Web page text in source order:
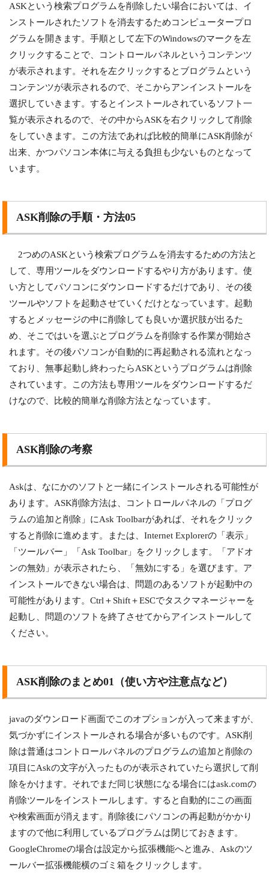
ASKという検索プログラムを削除したい場合においては、イ
ンストールされたソフトを消去するためコンピュータープロ
グラムを開きます。手順として左下のWindowsのマークを左
クリックすることで、コントロールパネルというコンテンツ
が表示されます。それを左クリックするとブログラムという
コンテンツが表示されるので、そこからアンインストールを
選択していきます。するとインストールされているソフト一
覧が表示されるので、その中からASKを右クリックして削除
をしていきます。この方法であれば比較的簡単にASK削除が
出来、かつパソコン本体に与える負担も少ないものとなって
います。
ASK削除の手順・方法05
2つめのASKという検索プログラムを消去するための方法と
して、専用ツールをダウンロードするやり方があります。使
い方としてパソコンにダウンロードするだけであり、その後
ツールやソフトを起動させていくだけとなっています。起動
するとメッセージの中に削除しても良いか選択肢が出るた
め、そこではいを選ぶとプログラムを削除する作業が開始さ
れます。その後パソコンが自動的に再起動される流れとなっ
ており、無事起動し終わったらASKというプログラムは削除
されています。この方法も専用ツールをダウンロードするだ
けなので、比較的簡単な削除方法となっています。
ASK削除の考察
Askは、なにかのソフトと一緒にインストールされる可能性が
あります。ASK削除方法は、コントロールパネルの「プログ
ラムの追加と削除」にAsk Toolbarがあれば、それをクリック
すると削除に進めます。または、Internet Explorerの「表示」
「ツールバー」「Ask Toolbar」をクリックします。「アドオ
ンの無効」が表示されたら、「無効にする」を選びます。ア
インストールできない場合は、問題のあるソフトが起動中の
可能性があります。Ctrl＋Shift＋ESCでタスクマネージャーを
起動し、問題のソフトを終了させてからアインストールして
ください。
ASK削除のまとめ01（使い方や注意点など）
javaのダウンロード画面でこのオプションが入って来ますが、
気づかずにインストールされる場合が多いものです。ASK削
除は普通はコントロールパネルのプログラムの追加と削除の
項目にAskの文字が入ったものが表示されていたら選択して削
除をかけます。それでまだ同じ状態になる場合にはask.comの
削除ツールをインストールします。すると自動的にこの画面
や検索画面が消えます。削除後にパソコンの再起動がかかり
ますので他に利用しているプログラムは閉じておきます。
GoogleChromeの場合は設定から拡張機能へと進み、Askのツ
ールバー拡張機能横のゴミ箱をクリックします。